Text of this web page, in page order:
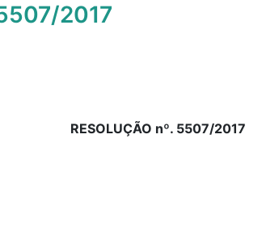
2017
RESOLUÇÃO nº. 5507/2017